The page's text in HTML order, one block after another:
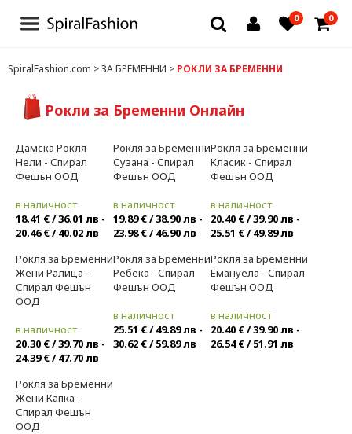
0 0
БЛУЗИ И РОКЛИ
БЕЛЬО
ЧОРАПИ И ЧОРАПОГАЩИ
ТЕНИСКИ
ДРУГИ
ДАМСКИ ДРЕХИ
ЗА МЪЖЕ
ДЕТСКИ ДРЕХИ
МАКСИ МОДА
ЗА БРЕМЕННИ
SpiralFashion.com >ЗА БРЕМЕННИ > РОКЛИ ЗА БРЕМЕННИ
Рокли за Бременни Онлайн
Ново
Дамска Рокля
Нели - Спирал
Фешън ООД
в наличност
18.41 € / 36.01 лв -
20.46 € / 40.02 лв
Ново
Рокля за Бременни
Сузана - Спирал
Фешън ООД
в наличност
19.89 € / 38.90 лв -
23.98 € / 46.90 лв
Ново
Рокля за Бременни
Класик - Спирал
Фешън ООД
в наличност
20.40 € / 39.90 лв -
25.51 € / 49.89 лв
Ново
Рокля за Бременни
Жени Ралица -
Спирал Фешън
ООД
в наличност
20.30 € / 39.70 лв -
24.39 € / 47.70 лв
Ново
Рокля за Бременни
Ребека - Спирал
Фешън ООД
в наличност
25.51 € / 49.89 лв -
30.62 € / 59.89 лв
Ново
Рокля за Бременни
Емануела - Спирал
Фешън ООД
в наличност
20.40 € / 39.90 лв -
26.54 € / 51.91 лв
Рокля за Бременни
Жени Капка -
Спирал Фешън
ООД